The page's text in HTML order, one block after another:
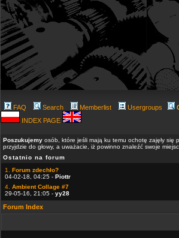
FAQ Search Memberlist Usergroups
INDEX PAGE
Poszukujemy osób, które jeśli mają ku temu ochotę zajęły się
przyjdzie do głowy, a uważacie, iż powinno znaleźć swoje
Ostatnio na forum
1. Forum zdechło?
04-02-18, 04:25 - Piottr
4. Ambient Collage #7
29-05-16, 21:05 - yy28
Forum Index